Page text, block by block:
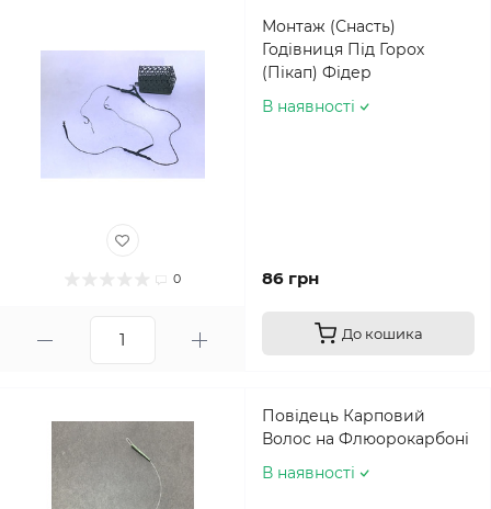
0
Монтаж (Снасть)
Годівниця Під Горох
(Пікап) Фідер
В наявності
86 грн
До кошика
Повідець Карповий
Волос на Флюорокарбоні
В наявності